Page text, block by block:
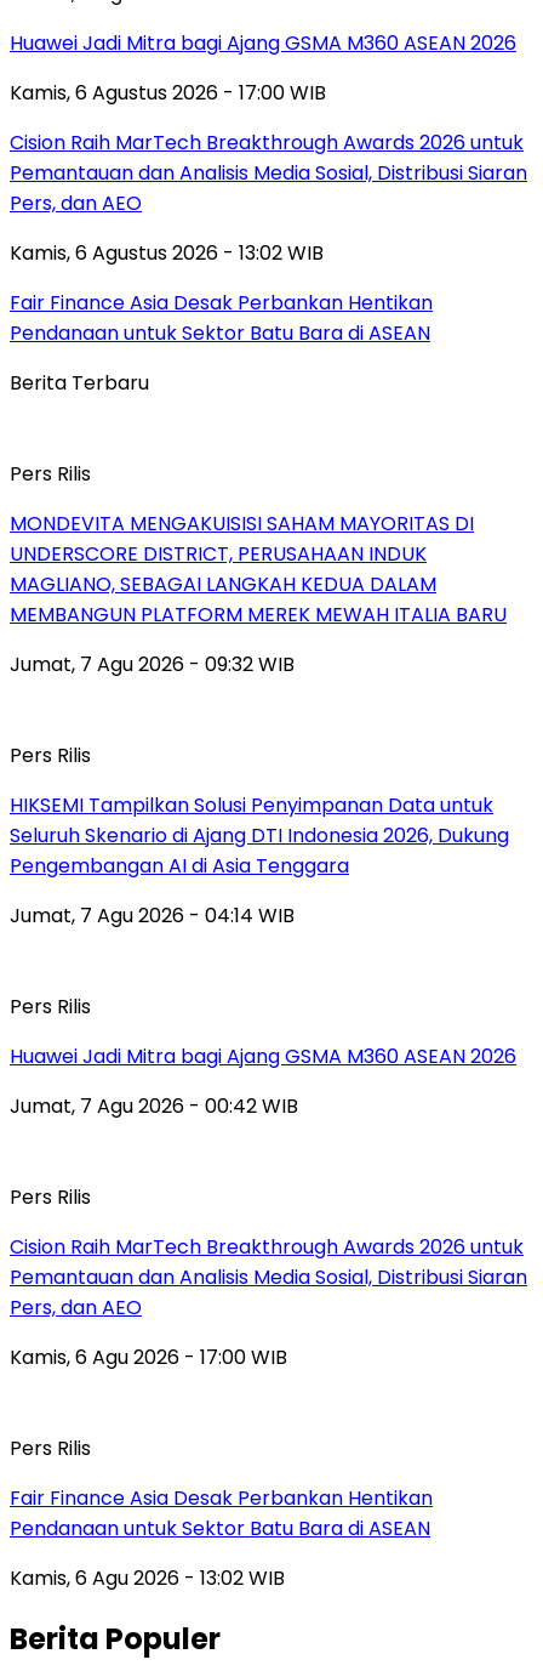
Huawei Jadi Mitra bagi Ajang GSMA M360 ASEAN 2026
Kamis, 6 Agustus 2026 - 17:00 WIB
Cision Raih MarTech Breakthrough Awards 2026 untuk
Pemantauan dan Analisis Media Sosial, Distribusi Siaran
Pers, dan AEO
Kamis, 6 Agustus 2026 - 13:02 WIB
Fair Finance Asia Desak Perbankan Hentikan
Pendanaan untuk Sektor Batu Bara di ASEAN
Berita Terbaru
Pers Rilis
MONDEVITA MENGAKUISISI SAHAM MAYORITAS DI
UNDERSCORE DISTRICT, PERUSAHAAN INDUK
MAGLIANO, SEBAGAI LANGKAH KEDUA DALAM
MEMBANGUN PLATFORM MEREK MEWAH ITALIA BARU
Jumat, 7 Agu 2026 - 09:32 WIB
Pers Rilis
HIKSEMI Tampilkan Solusi Penyimpanan Data untuk
Seluruh Skenario di Ajang DTI Indonesia 2026, Dukung
Pengembangan AI di Asia Tenggara
Jumat, 7 Agu 2026 - 04:14 WIB
Pers Rilis
Huawei Jadi Mitra bagi Ajang GSMA M360 ASEAN 2026
Jumat, 7 Agu 2026 - 00:42 WIB
Pers Rilis
Cision Raih MarTech Breakthrough Awards 2026 untuk
Pemantauan dan Analisis Media Sosial, Distribusi Siaran
Pers, dan AEO
Kamis, 6 Agu 2026 - 17:00 WIB
Pers Rilis
Fair Finance Asia Desak Perbankan Hentikan
Pendanaan untuk Sektor Batu Bara di ASEAN
Kamis, 6 Agu 2026 - 13:02 WIB
Berita Populer